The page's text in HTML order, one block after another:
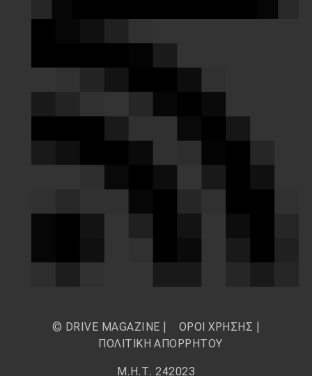
© DRIVE MAGAZINE | ΟΡΟΙ ΧΡΗΣΗΣ
ΠΟΛΙΤΙΚΗ ΑΠΟΡΡΗΤΟΥ
Μ.Η.Τ. 242023